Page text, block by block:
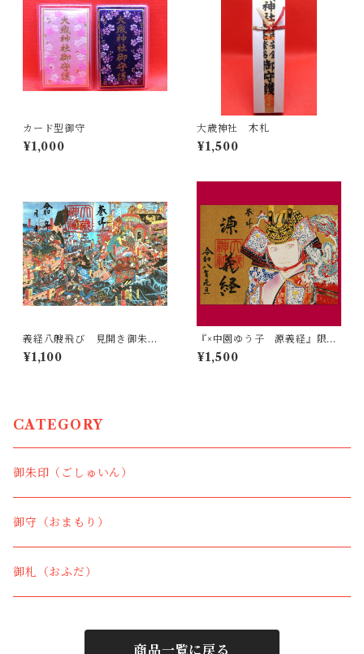
カード型御守
¥1,000
大歳神社 木札
¥1,500
義経八艘飛び 見開き御朱
印 R7 8/16~
¥1,100
『×中園ゆう子 源義経』限定
御朱印 金
¥1,500
CATEGORY
御朱印（ごしゅいん）
御守（おまもり）
御札（おふだ）
商品一覧に戻る